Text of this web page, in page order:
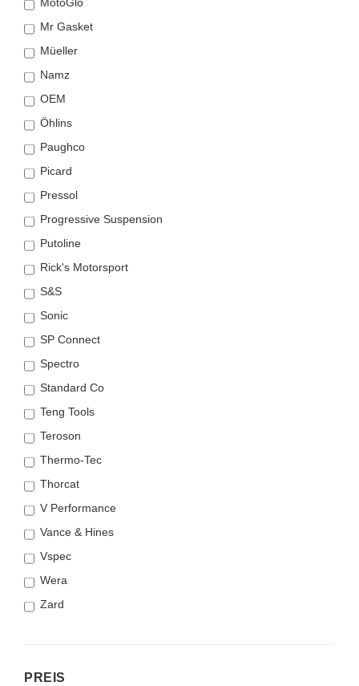
MotoGlo
Mr Gasket
Müeller
Namz
OEM
Öhlins
Paughco
Picard
Pressol
Progressive Suspension
Putoline
Rick's Motorsport
S&S
Sonic
SP Connect
Spectro
Standard Co
Teng Tools
Teroson
Thermo-Tec
Thorcat
V Performance
Vance & Hines
Vspec
Wera
Zard
PREIS
PREIS